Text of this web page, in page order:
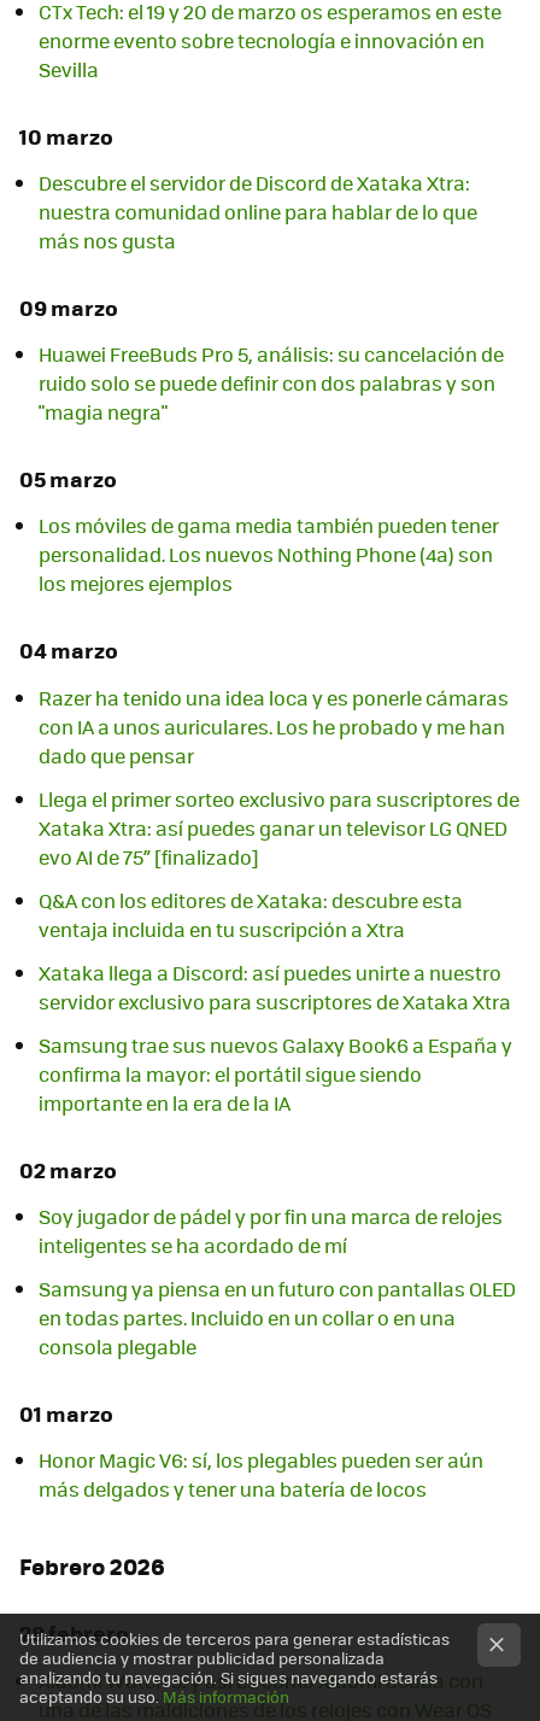
CTx Tech: el 19 y 20 de marzo os esperamos en este
enorme evento sobre tecnología e innovación en
Sevilla
10 marzo
Descubre el servidor de Discord de Xataka Xtra:
nuestra comunidad online para hablar de lo que
más nos gusta
09 marzo
Huawei FreeBuds Pro 5, análisis: su cancelación de
ruido solo se puede definir con dos palabras y son
"magia negra"
05 marzo
Los móviles de gama media también pueden tener
personalidad. Los nuevos Nothing Phone (4a) son
los mejores ejemplos
04 marzo
Razer ha tenido una idea loca y es ponerle cámaras
con IA a unos auriculares. Los he probado y me han
dado que pensar
Llega el primer sorteo exclusivo para suscriptores de
Xataka Xtra: así puedes ganar un televisor LG QNED
evo AI de 75” [finalizado]
Q&A con los editores de Xataka: descubre esta
ventaja incluida en tu suscripción a Xtra
Xataka llega a Discord: así puedes unirte a nuestro
servidor exclusivo para suscriptores de Xataka Xtra
Samsung trae sus nuevos Galaxy Book6 a España y
confirma la mayor: el portátil sigue siendo
importante en la era de la IA
02 marzo
Soy jugador de pádel y por fin una marca de relojes
inteligentes se ha acordado de mí
Samsung ya piensa en un futuro con pantallas OLED
en todas partes. Incluido en un collar o en una
consola plegable
01 marzo
Honor Magic V6: sí, los plegables pueden ser aún
más delgados y tener una batería de locos
Febrero 2026
28 febrero
Xiaomi Watch 5: y así es como Xiaomi acaba con
una de las maldiciones de los relojes con Wear OS
Utilizamos cookies de terceros para generar estadísticas
de audiencia y mostrar publicidad personalizada
analizando tu navegación. Si sigues navegando estarás
aceptando su uso. Más información